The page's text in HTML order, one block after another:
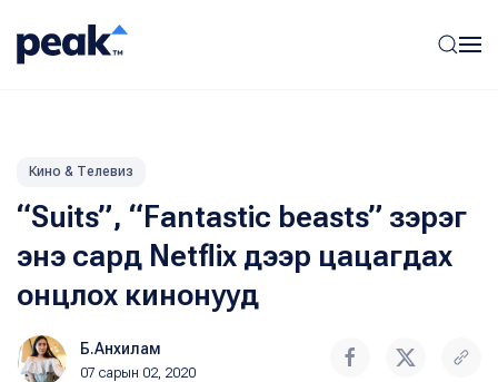
Кино & Телевиз
“Suits”, “Fantastic beasts” зэрэг
энэ сард Netflix дээр цацагдах
онцлох кинонууд
Б.Анхилам
07 сарын 02, 2020